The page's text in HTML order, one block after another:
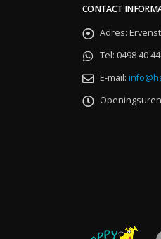
CONTACT
Adres:
Tel: 0498 40
E-mail: